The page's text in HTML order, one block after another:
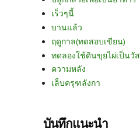
เร็วๆนี้
บานแล้ว
ฤดูกาล(ทดสอบเขียน)
ทดลองใช้ดินขุยไผ่เป็นวั
ความหลัง
เล็บครุฑลังกา
บันทึกแนะนำ